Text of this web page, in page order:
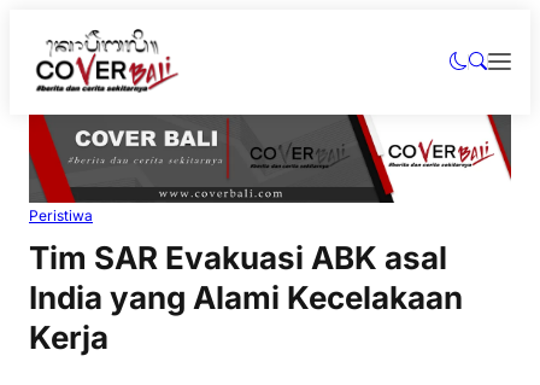
Peristiwa
Tim SAR Evakuasi ABK asal
India yang Alami Kecelakaan
Kerja